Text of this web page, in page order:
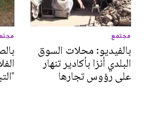
مجتمع
بالفيديو: محلات السوق
البلدي أنزا بأكادير تنهار
على رؤوس تجارها